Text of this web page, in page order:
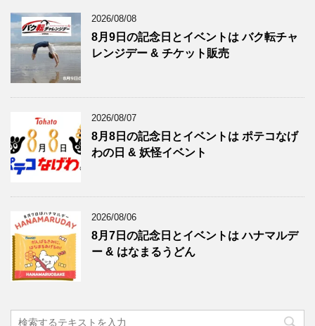
2026/08/08
8月9日の記念日とイベントは バク転チャ
レンジデー & チケット販売
2026/08/07
8月8日の記念日とイベントは ポテコなげ
わの日 & 妖怪イベント
2026/08/06
8月7日の記念日とイベントは ハナマルデ
ー & はなまるうどん